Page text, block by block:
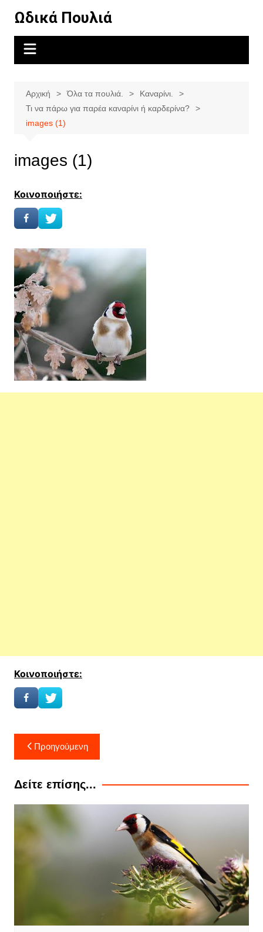
περιεχόμενο
Ωδικά Πουλιά
Αρχική Όλα τα πουλιά.
Καναρίνι.
Τι να πάρω για παρέα καναρίνι ή καρδερίνα?
images (1)
images (1)
Κοινοποιήστε:
Κοινοποιήστε:
Πλοήγηση
άρθρων
Προηγούμενη
Δείτε επίσης...